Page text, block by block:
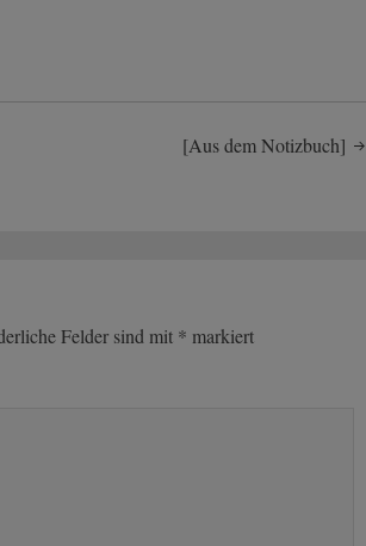
[Aus dem Notizbuch]
Felder sind mit * markiert